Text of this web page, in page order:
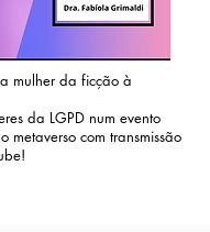
mulher da ficção à
da LGPD num evento
metaverso com transmissão